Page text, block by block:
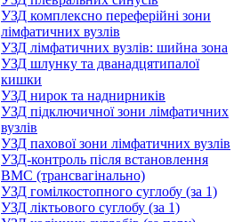
УЗД комплексно переферійні зони
лімфатичних вузлів
УЗД лімфатичних вузлів: шийна зона
УЗД шлунку та дванадцятипалої
кишки
УЗД нирок та наднирників
УЗД підключичної зони лімфатичних
вузлів
УЗД пахової зони лімфатичних вузлів
УЗД-контроль після встановлення
ВМС (трансвагінально)
УЗД гомілкостопного суглобу (за 1)
УЗД ліктьового суглобу (за 1)